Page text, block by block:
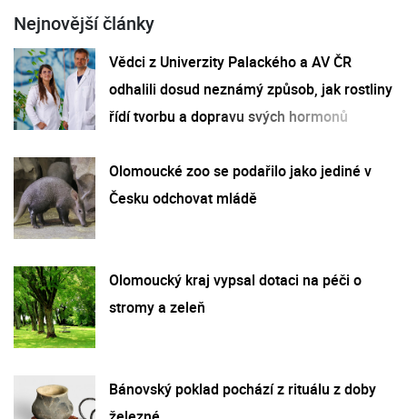
Nejnovější články
Vědci z Univerzity Palackého a AV ČR
odhalili dosud neznámý způsob, jak rostliny
řídí tvorbu a dopravu svých hormonů
Olomoucké zoo se podařilo jako jediné v
Česku odchovat mládě
Olomoucký kraj vypsal dotaci na péči o
stromy a zeleň
Bánovský poklad pochází z rituálu z doby